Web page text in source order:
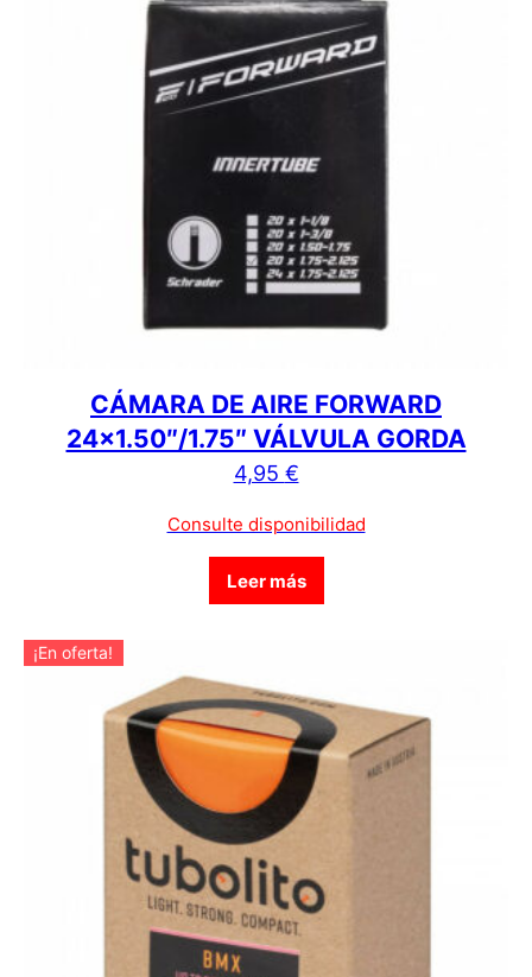
CÁMARA DE AIRE FORWARD
24×1.50″/1.75″ VÁLVULA GORDA
4,95 €
Consulte disponibilidad
Leer más
¡En oferta!